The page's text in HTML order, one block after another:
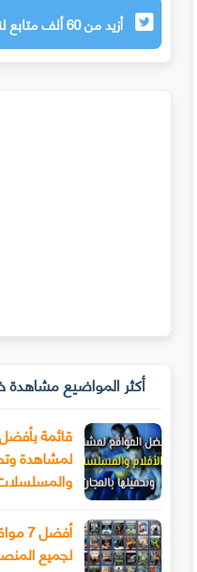
أزيد من 60 ألف متابع لنا عبر تويتر
أكثر المواضيع مشاهدة
قائمة
لمشاهدة
لجميع